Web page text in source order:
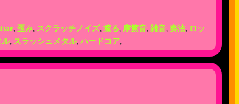
, 歪み, スクラッチノイズ, 擦る, 摩擦音, 雑音, 奏法, ロッ
ル, スラッシュメタル, ハードコア,